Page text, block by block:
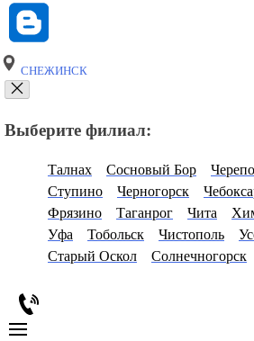
СНЕЖИНСК
Выберите филиал:
Талнах Сосновый Бор
Ступино
Черногорск
Фрязино
Таганрог Чита
Уфа
Тобольск Чистополь
Старый Оскол
Солнечногорск